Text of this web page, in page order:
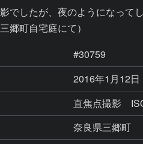
でしたが、夜のようになってし
郷町自宅庭にて）
#30759
2016年1月12
直焦点撮影
奈良県三郷町